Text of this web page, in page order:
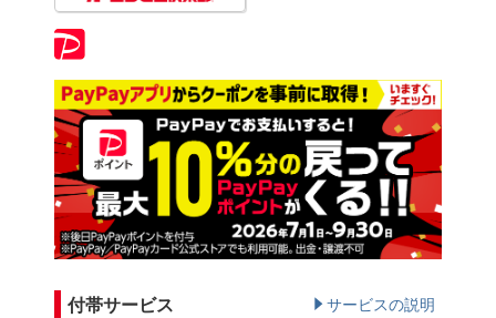
付帯サービス サービスの説明